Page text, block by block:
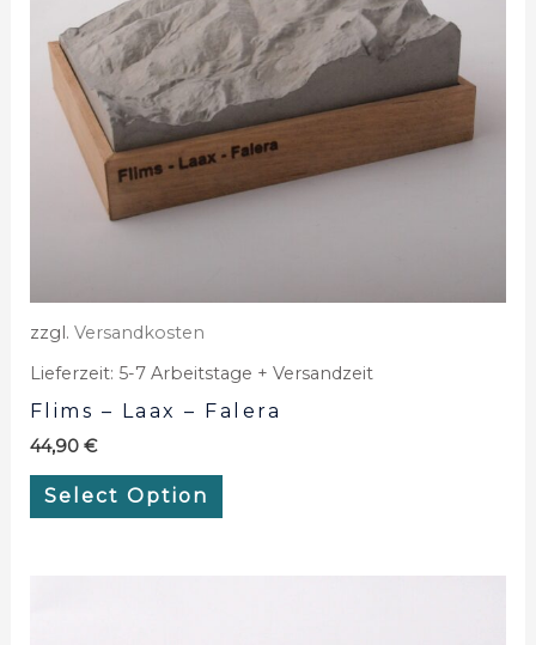
zzgl. Versandkosten
Lieferzeit: 5-7 Arbeitstage + Versandzeit
Flims – Laax – Falera
44,90 €
Select Option